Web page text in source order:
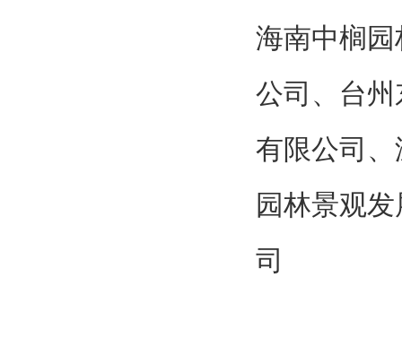
海南中榈
公司、台
有限公司
园林景观
司